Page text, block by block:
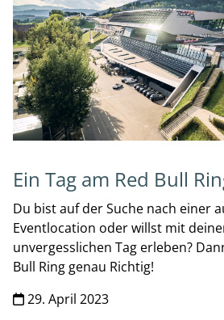
Ein Tag am Red Bull
Du bist auf der Suche nach einer
Eventlocation oder willst mit
unvergesslichen Tag erleben?
Bull Ring genau Richtig!
29. April 2023